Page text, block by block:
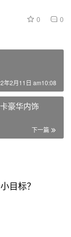
0 0
年2月11日 am10:08
豪华内饰
下一篇
目标？